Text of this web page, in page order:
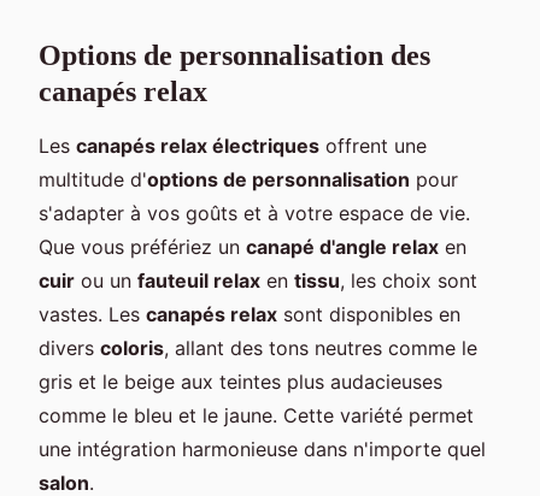
Options de personnalisation des
canapés relax
Les canapés relax électriques offrent une
multitude d'options de personnalisation pour
s'adapter à vos goûts et à votre espace de vie.
Que vous préfériez un canapé d'angle relax en
cuir ou un fauteuil relax en tissu, les choix sont
vastes. Les canapés relax sont disponibles en
divers coloris, allant des tons neutres comme le
gris et le beige aux teintes plus audacieuses
comme le bleu et le jaune. Cette variété permet
une intégration harmonieuse dans n'importe quel
salon.